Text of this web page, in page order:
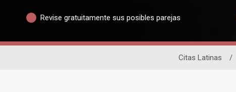
Revise gratuitamente sus posibles parejas
Citas Latinas /